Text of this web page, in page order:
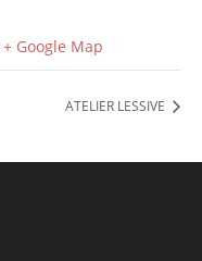
+ Google Map
ATELIER LESSIVE